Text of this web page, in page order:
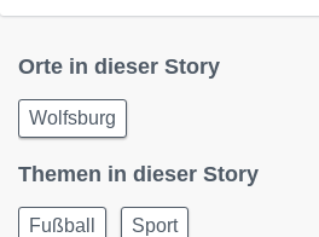
Orte in dieser Story
Wolfsburg
Themen in dieser Story
Fußball Sport